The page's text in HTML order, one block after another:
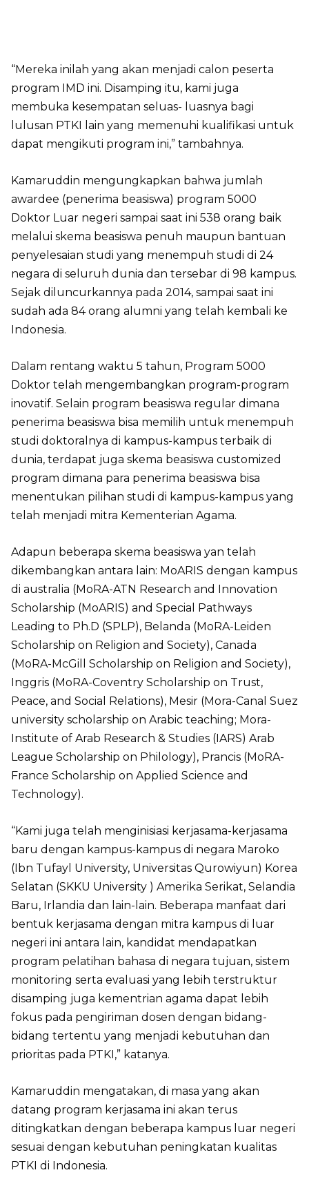
“Mereka inilah yang akan menjadi calon peserta
program IMD ini. Disamping itu, kami juga
membuka kesempatan seluas- luasnya bagi
lulusan PTKI lain yang memenuhi kualifikasi untuk
dapat mengikuti program ini,” tambahnya.
Kamaruddin mengungkapkan bahwa jumlah
awardee (penerima beasiswa) program 5000
Doktor Luar negeri sampai saat ini 538 orang baik
melalui skema beasiswa penuh maupun bantuan
penyelesaian studi yang menempuh studi di 24
negara di seluruh dunia dan tersebar di 98 kampus.
Sejak diluncurkannya pada 2014, sampai saat ini
sudah ada 84 orang alumni yang telah kembali ke
Indonesia.
Dalam rentang waktu 5 tahun, Program 5000
Doktor telah mengembangkan program-program
inovatif. Selain program beasiswa regular dimana
penerima beasiswa bisa memilih untuk menempuh
studi doktoralnya di kampus-kampus terbaik di
dunia, terdapat juga skema beasiswa customized
program dimana para penerima beasiswa bisa
menentukan pilihan studi di kampus-kampus yang
telah menjadi mitra Kementerian Agama.
Adapun beberapa skema beasiswa yan telah
dikembangkan antara lain: MoARIS dengan kampus
di australia (MoRA-ATN Research and Innovation
Scholarship (MoARIS) and Special Pathways
Leading to Ph.D (SPLP), Belanda (MoRA-Leiden
Scholarship on Religion and Society), Canada
(MoRA-McGill Scholarship on Religion and Society),
Inggris (MoRA-Coventry Scholarship on Trust,
Peace, and Social Relations), Mesir (Mora-Canal Suez
university scholarship on Arabic teaching; Mora-
Institute of Arab Research & Studies (IARS) Arab
League Scholarship on Philology), Prancis (MoRA-
France Scholarship on Applied Science and
Technology).
“Kami juga telah menginisiasi kerjasama-kerjasama
baru dengan kampus-kampus di negara Maroko
(Ibn Tufayl University, Universitas Qurowiyun) Korea
Selatan (SKKU University ) Amerika Serikat, Selandia
Baru, Irlandia dan lain-lain. Beberapa manfaat dari
bentuk kerjasama dengan mitra kampus di luar
negeri ini antara lain, kandidat mendapatkan
program pelatihan bahasa di negara tujuan, sistem
monitoring serta evaluasi yang lebih terstruktur
disamping juga kementrian agama dapat lebih
fokus pada pengiriman dosen dengan bidang-
bidang tertentu yang menjadi kebutuhan dan
prioritas pada PTKI,” katanya.
Kamaruddin mengatakan, di masa yang akan
datang program kerjasama ini akan terus
ditingkatkan dengan beberapa kampus luar negeri
sesuai dengan kebutuhan peningkatan kualitas
PTKI di Indonesia.